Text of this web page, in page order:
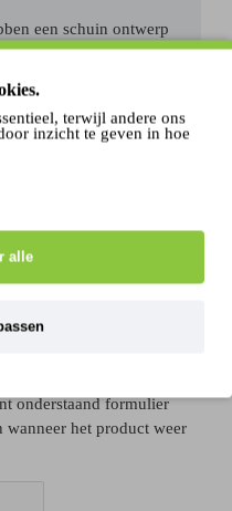
een schuin ontwerp
om de
BECOMES AVAILABLE
onderstaand formulier
het product weer
terwijl andere ons
inzicht te geven in hoe
alle